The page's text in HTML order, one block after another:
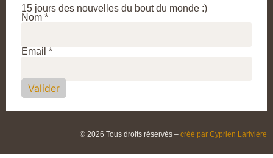
15 jours des nouvelles du bout du monde :)
Nom *
Email *
Valider
© 2026 Tous droits réservés – créé par Cyprien Larivière